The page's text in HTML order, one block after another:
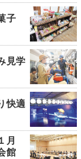
子
見学
快適
月
館